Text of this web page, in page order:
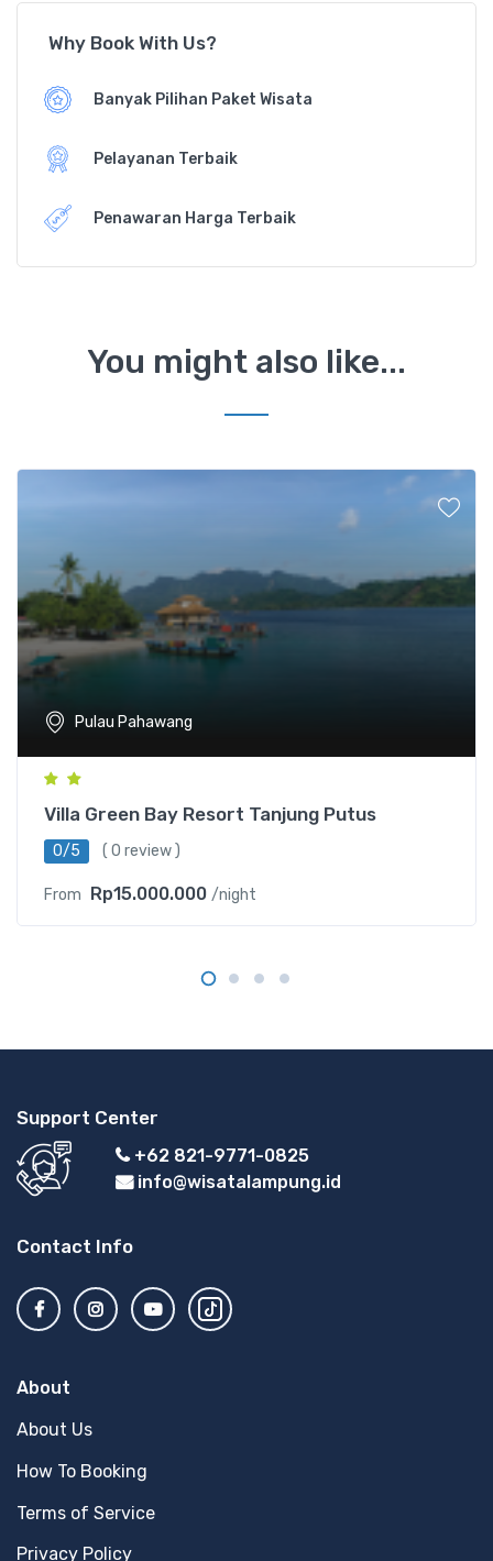
Why Book With Us?
Banyak Pilihan Paket Wisata
Pelayanan Terbaik
Penawaran Harga Terbaik
You might also like...
Pulau Pahawang
Villa Green Bay Resort Tanjung Putus
0/5 ( 0 review )
From Rp15.000.000 /night
Support Center
+62 821-9771-0825
info@wisatalampung.id
Contact Info
About
About Us
How To Booking
Terms of Service
Privacy Policy